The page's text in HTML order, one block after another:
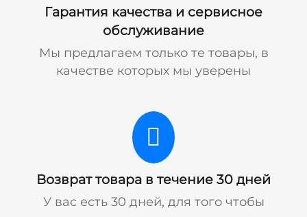
Гарантия качества и сервисное
обслуживание
Мы предлагаем только те товары, в
качестве которых мы уверены
Возврат товара в течение 30 дней
У вас есть 30 дней, для того чтобы